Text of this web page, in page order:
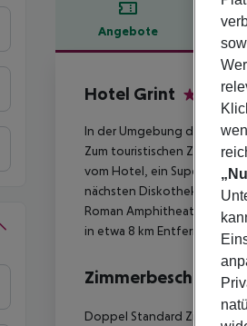
Angebote
Hotel Grint
In der Umgebung des
Zum touristischen Zentrum
vom Hotel, ein Supermarkt
nächsten Diskothek gelangt
Roman Amphitheatre (ca.
in etwa 8 km Entfernung.
Doppel Standard Zimmer: